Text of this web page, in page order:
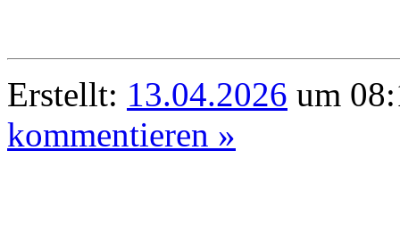
Erstellt: 13.04.2026 um
kommentieren »